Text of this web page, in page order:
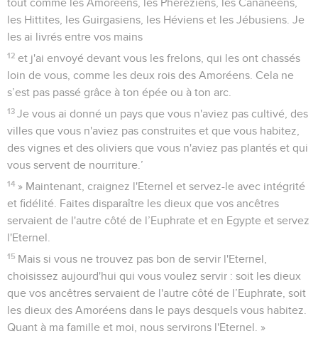
tout comme les Amoréens, les Phéréziens, les Cananéens,
les Hittites, les Guirgasiens, les Héviens et les Jébusiens. Je
les ai livrés entre vos mains
12 et j'ai envoyé devant vous les frelons, qui les ont chassés
loin de vous, comme les deux rois des Amoréens. Cela ne
s’est pas passé grâce à ton épée ou à ton arc.
13 Je vous ai donné un pays que vous n'aviez pas cultivé, des
villes que vous n'aviez pas construites et que vous habitez,
des vignes et des oliviers que vous n'aviez pas plantés et qui
vous servent de nourriture.’
14 » Maintenant, craignez l'Eternel et servez-le avec intégrité
et fidélité. Faites disparaître les dieux que vos ancêtres
servaient de l'autre côté de l’Euphrate et en Egypte et servez
l'Eternel.
15 Mais si vous ne trouvez pas bon de servir l'Eternel,
choisissez aujourd'hui qui vous voulez servir : soit les dieux
que vos ancêtres servaient de l'autre côté de l’Euphrate, soit
les dieux des Amoréens dans le pays desquels vous habitez.
Quant à ma famille et moi, nous servirons l'Eternel. »